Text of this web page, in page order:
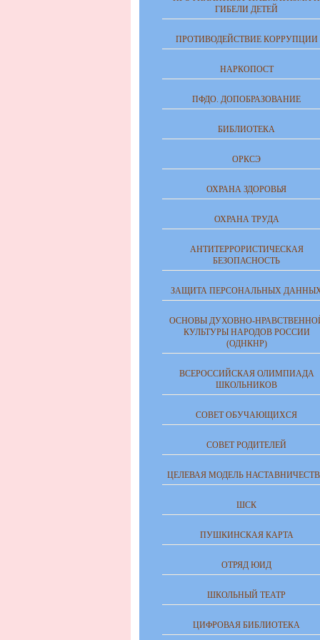
ГИБЕЛИ ДЕТЕЙ
ПРОТИВОДЕЙСТВИЕ КОРРУПЦИИ
НАРКОПОСТ
ПФДО. ДОПОБРАЗОВАНИЕ
БИБЛИОТЕКА
ОРКСЭ
ОХРАНА ЗДОРОВЬЯ
ОХРАНА ТРУДА
АНТИТЕРРОРИСТИЧЕСКАЯ
БЕЗОПАСНОСТЬ
ЗАЩИТА ПЕРСОНАЛЬНЫХ
ОСНОВЫ ДУХОВНО-
КУЛЬТУРЫ НАРОДОВ РОССИИ
(ОДНКНР)
ВСЕРОССИЙСКАЯ ОЛИМПИАДА
ШКОЛЬНИКОВ
СОВЕТ ОБУЧАЮЩИХСЯ
СОВЕТ РОДИТЕЛЕЙ
ЦЕЛЕВАЯ МОДЕЛЬ
ШСК
ПУШКИНСКАЯ КАРТА
ОТРЯД ЮИД
ШКОЛЬНЫЙ ТЕАТР
ЦИФРОВАЯ БИБЛИОТЕКА